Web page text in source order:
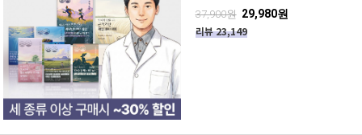
37,900원 29,980원
리뷰 23,149